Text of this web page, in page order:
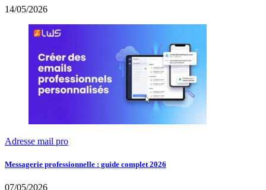
14/05/2026
Adresse mail pro
Messagerie professionnelle : guide complet 2026
07/05/2026